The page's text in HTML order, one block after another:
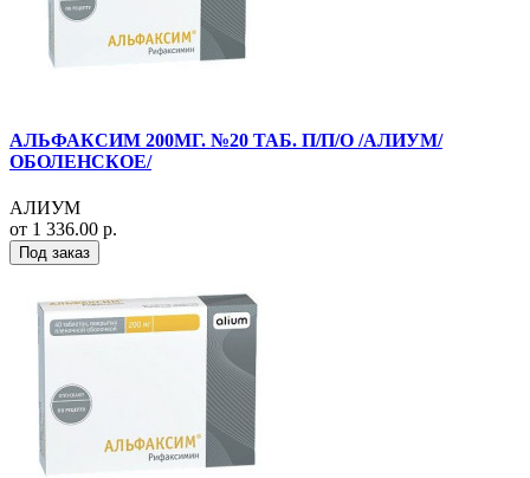
АЛЬФАКСИМ 200МГ. №20 ТАБ. П/П/О /АЛИУМ/
ОБОЛЕНСКОЕ/
АЛИУМ
от 1 336.00 р.
Под заказ